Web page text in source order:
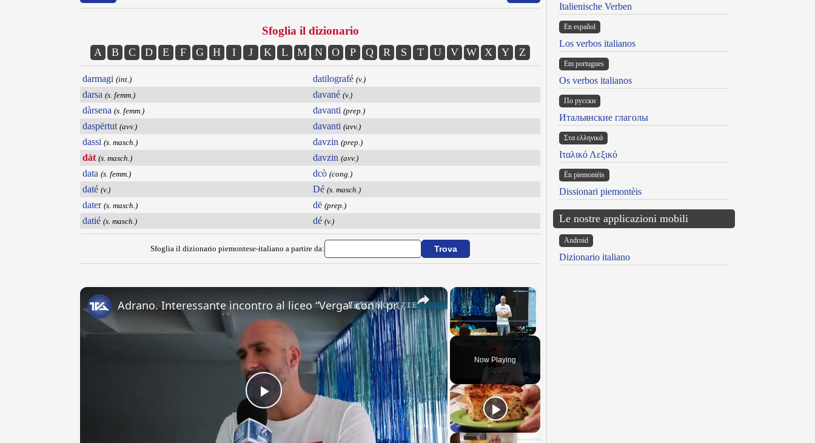
Sfoglia il dizionario
A B C D E F G H I J K L M N O P Q R S T U V W X Y Z
darmagi (int.)
darsa (s. femm.)
dàrsena (s. femm.)
daspërtut (avv.)
dassi (s. masch.)
dàt (s. masch.)
data (s. femm.)
daté (v.)
dater (s. masch.)
datié (s. masch.)
datilografé (v.)
davané (v.)
davanti (prep.)
davanti (avv.)
davzin (prep.)
davzin (avv.)
dcò (cong.)
Dé (s. masch.)
dë (prep.)
dé (v.)
Sfoglia il dizionario piemontese-italiano a partire da:
×
Fullscreen
Now Playing
×
Play
Adrano. Interessante incontro al liceo “Verga” con il prof. Fabio Gamberini. Studenti del Linguistic
Italienische Verben
En español
Los verbos italianos
Em portugues
Os verbos italianos
По русски
Итальянские глаголы
Στα ελληνικά
Ιταλικό Λεξικό
Ën piemontèis
Dissionari piemontèis
Le nostre applicazioni mobili
Android
Dizionario italiano